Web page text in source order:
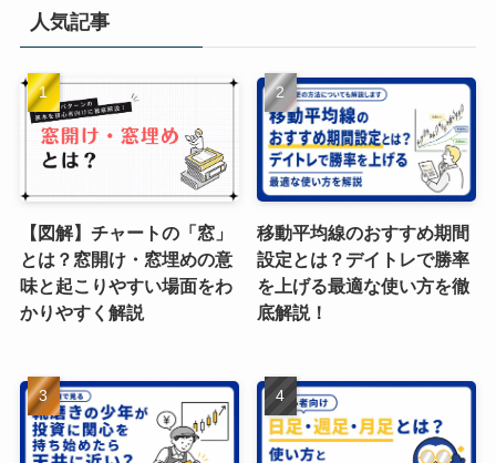
人気記事
【図解】チャートの「窓」
とは？窓開け・窓埋めの意
味と起こりやすい場面をわ
かりやすく解説
移動平均線のおすすめ期間
設定とは？デイトレで勝率
を上げる最適な使い方を徹
底解説！